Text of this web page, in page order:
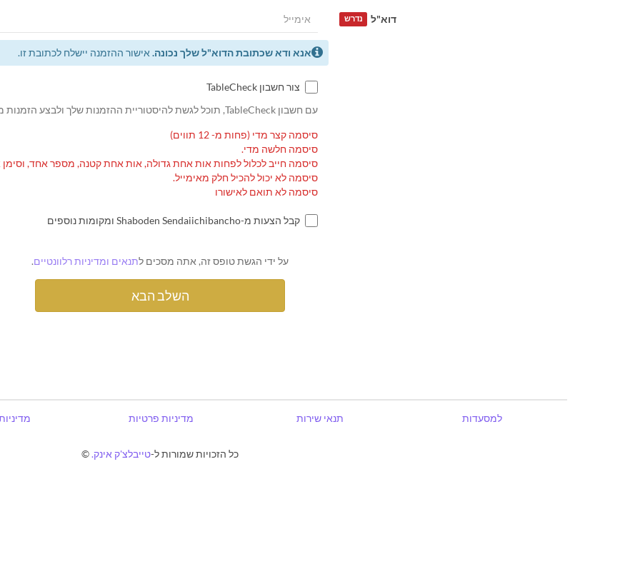
דוא"ל נדרש
אנא ודא שכתובת הדוא"ל שלך נכונה.אישור ההזמנה יישלח לכתובת זו.
צור חשבון TableCheck
עם חשבון TableCheck, תוכל לגשת להיסטוריית ההזמנות שלך ולבצע הזמנות מחוזרות.
סיסמה קצר מדי (פחות מ- 12 תווים)
סיסמה חלשה מדי.
סיסמה חייב לכלול לפחות אות אחת גדולה, אות אחת קטנה, מספר אחד,
סיסמה לא יכול להכיל חלק מאימייל.
סיסמה לא תואם לאישורו
קבל הצעות מ-Shaboden Sendaiichibancho ומקומות נוספים
על ידי הגשת טופס זה, אתה מסכים לתנאים ומדיניות רלוונטיים.
למסעדות תנאי שירות מדיניות פרטיות
כל הזכויות שמורות ל-טייבלצ'ק אינק.©